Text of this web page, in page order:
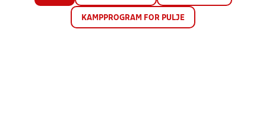
KAMPPROGRAM FOR PULJE